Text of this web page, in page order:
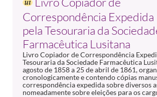
Correspondência Expedida
pela Tesouraria da
Farmacêutica Lusitana
Livro Copiador de Correspondência
Tesouraria da Sociedade Farmacêutica
agosto de 1858 a 25 de abril de 1861,
cronologicamente e contendo cópias
correspondência expedida sobre diversos
nomeadamente sobre eleições para os